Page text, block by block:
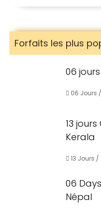
Forfaits les plus
06
06 Jours
13
Kerala
13 Jours /
06
Népal